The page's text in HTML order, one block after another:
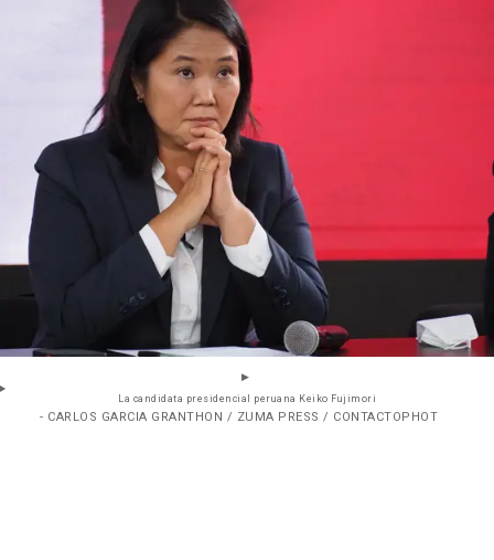
La candidata presidencial peruana Keiko Fujimori
- CARLOS GARCIA GRANTHON / ZUMA PRESS / CONTACTOPHOT